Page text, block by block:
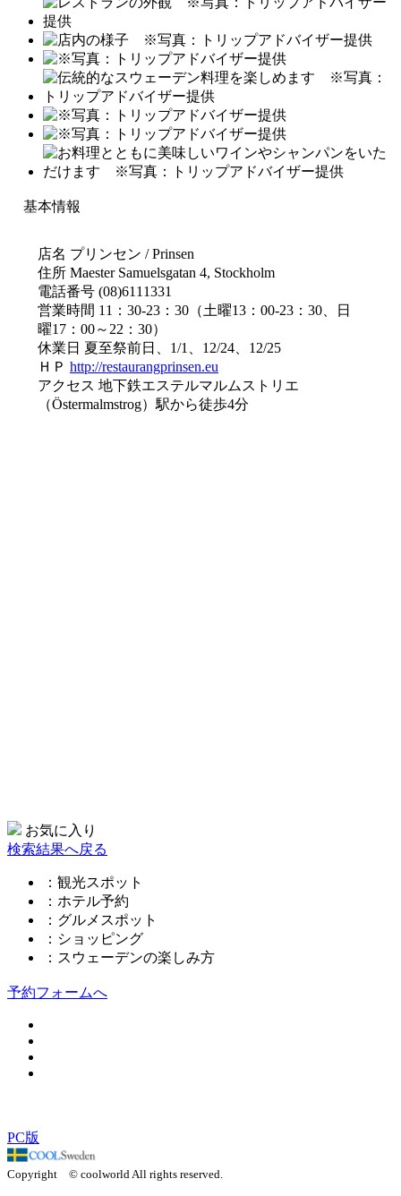
基本情報
店名 プリンセン / Prinsen
住所 Maester Samuelsgatan 4, Stockholm
電話番号 (08)6111331
営業時間 11：30-23：30（土曜13：00-23：30、日
曜17：00～22：30）
休業日 夏至祭前日、1/1、12/24、12/25
ＨＰ http://restaurangprinsen.eu
アクセス 地下鉄エステルマルムストリエ
（Östermalmstrog）駅から徒歩4分
お気に入り
検索結果へ戻る
：観光スポット
：ホテル予約
：グルメスポット
：ショッピング
：スウェーデンの楽しみ方
予約フォームへ
PC版
Copyright © coolworld All rights reserved.